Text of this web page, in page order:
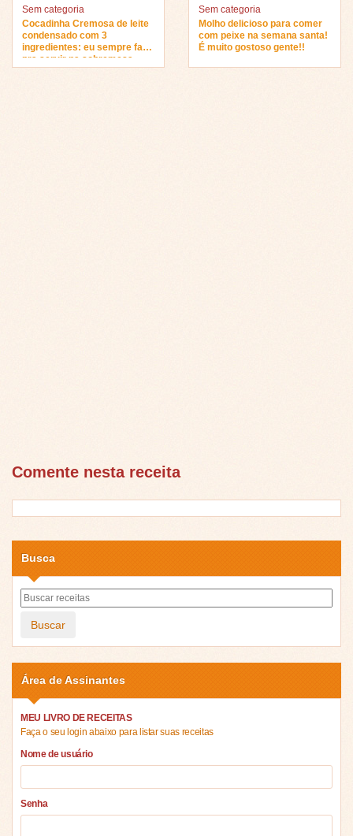
Sem categoria
Cocadinha Cremosa de leite
condensado com 3
ingredientes: eu sempre faço
pra servir na sobremesa…
Sem categoria
Molho delicioso para comer
com peixe na semana santa!
É muito gostoso gente!!
Comente nesta receita
Busca
Buscar
Área de Assinantes
MEU LIVRO DE RECEITAS
Faça o seu login abaixo para listar suas receitas
Nome de usuário
Senha